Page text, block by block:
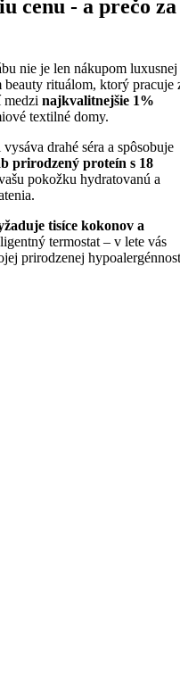
cenu - a prečo za
nie je len nákupom luxusnej
rituálom, ktorý pracuje
medzi najkvalitnejšie 1%
textilné domy.
drahé séra a spôsobuje
prirodzený proteín s 18
pokožku hydratovanú a
tisíce kokonov a
termostat – v lete vás
prirodzenej